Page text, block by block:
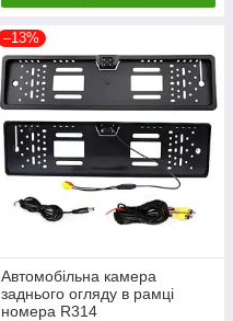
–13%
Автомобільна камера
заднього огляду в рамці
номера R314